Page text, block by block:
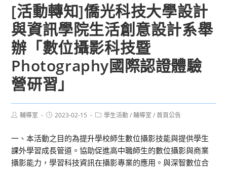
[活動轉知]僑光科技大學設計
與資訊學院生活創意設計系舉
辦「數位攝影科技暨
Photography國際認證體驗
營研習」
Post輔導室
Post2023-02-15
Post學生活動 / 輔導室 / 首頁公告
一、本活動之目的為提升學校師生數位攝影技能與提供學生
課外學習成長管道。協助促進高中職師生的數位攝影與商業
攝影能力，學習科技資訊在攝影專業的應用。與深智數位合